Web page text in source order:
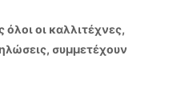
οι καλλιτέχνες,
συμμετέχουν